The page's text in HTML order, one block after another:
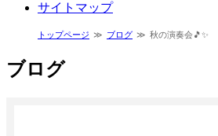
サイトマップ
トップページ ブログ 秋の演奏会🎵✨
ブログ